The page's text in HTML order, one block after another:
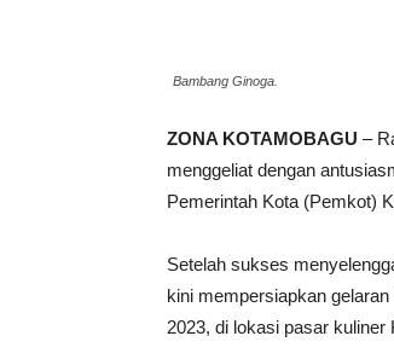
Bambang Ginoga.
ZONA KOTAMOBAGU –
menggeliat dengan
Pemerintah Kota (Pemkot)
Setelah sukses
kini mempersiapkan
2023, di lokasi pasar kuliner